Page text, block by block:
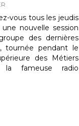
vous tous les jeudis
nouvelle session
des dernières
tournée pendant le
des Métiers
la fameuse radio